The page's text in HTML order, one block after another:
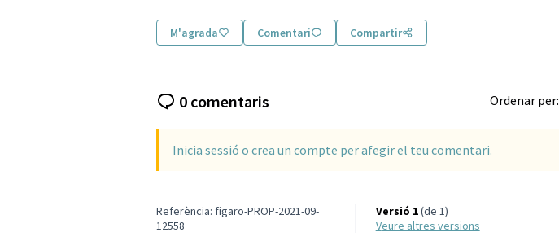
M'agrada Comentari Compartir
0 comentaris Ordenar per:
Inicia sessió o crea un compte per afegir el teu comentari.
Referència: figaro-PROP-2021-09-
12558
Versió 1(de 1)
veure altres versions